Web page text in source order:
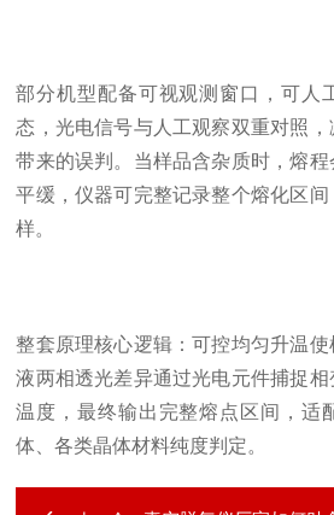
部分机型配备可视观测窗口，可人
态，光电信号与人工观察双重对照
带来的误判。当样品含杂质时，熔
平缓，仪器可完整记录整个熔化区
样。
整套原理核心逻辑：可控均匀升温
液两相透光差异通过光电元件捕捉
温度，最终输出完整熔点区间，适
体、各类晶体材料纯度判定。